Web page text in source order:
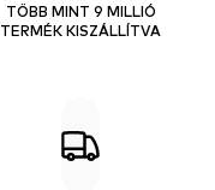
TÖBB MINT 9 MILLIÓ
TERMÉK KISZÁLLÍTVA